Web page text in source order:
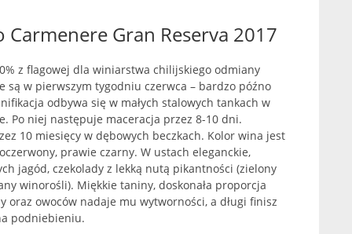
Carmenere Gran Reserva 2017
z flagowej dla winiarstwa chilijskiego odmiany
są w pierwszym tygodniu czerwca – bardzo późno
odbywa się w małych stalowych tankach w
Po niej następuje maceracja przez 8-10 dni.
10 miesięcy w dębowych beczkach. Kolor wina jest
prawie czarny. W ustach eleganckie,
jagód, czekolady z lekką nutą pikantności (zielony
winorośli). Miękkie taniny, doskonała proporcja
oraz owoców nadaje mu wytworności, a długi finisz
podniebieniu.